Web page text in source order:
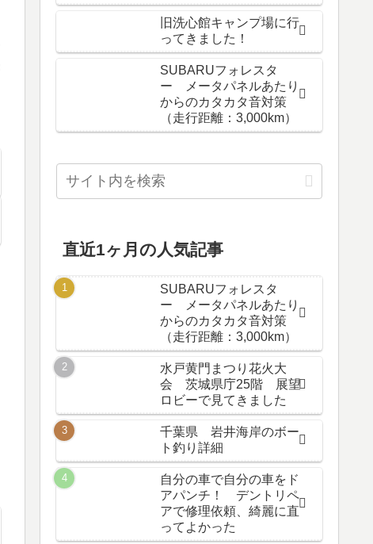
旧洗心館キャンプ場に行
ってきました！
SUBARUフォレスタ
ー メータパネルあたり
からのカタカタ音対策
（走行距離：3,000km）
直近1ヶ月の人気記事
SUBARUフォレスタ
ー メータパネルあたり
からのカタカタ音対策
（走行距離：3,000km）
水戸黄門まつり花火大
会 茨城県庁25階 展望
ロビーで見てきました
千葉県 岩井海岸のボー
ト釣り詳細
自分の車で自分の車をド
アパンチ！ デントリペ
アで修理依頼、綺麗に直
ってよかった